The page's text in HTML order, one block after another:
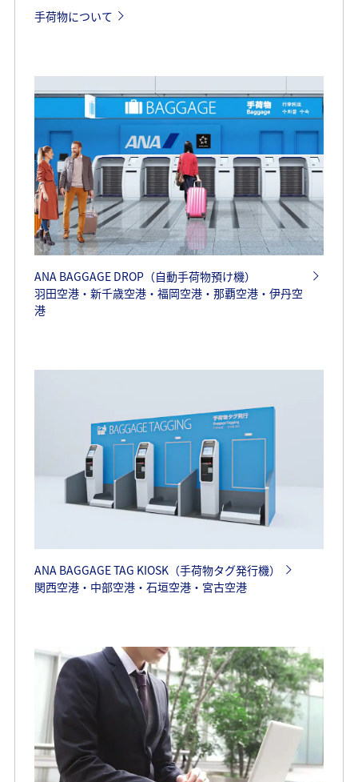
手荷物について
ANA BAGGAGE DROP（自動手荷物預け機）
羽田空港・新千歳空港・福岡空港・那覇空港・伊丹空
港
ANA BAGGAGE TAG KIOSK（手荷物タグ発行機）
関西空港・中部空港・石垣空港・宮古空港